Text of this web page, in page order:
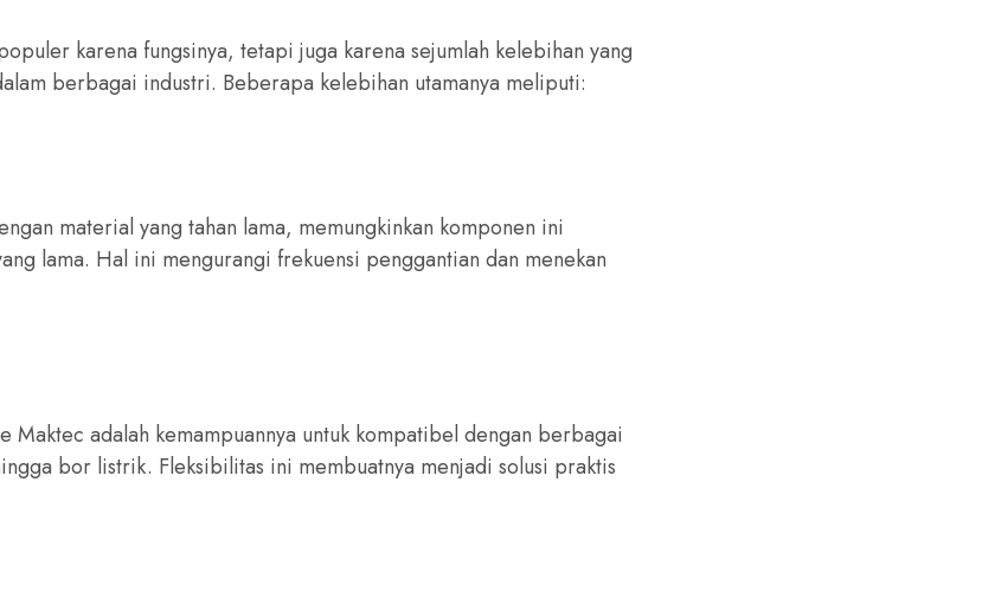
karena fungsinya, tetapi juga karena sejumlah kelebihan yang
berbagai industri. Beberapa kelebihan utamanya meliputi:
material yang tahan lama, memungkinkan komponen ini
lama. Hal ini mengurangi frekuensi penggantian dan menekan
Maktec adalah kemampuannya untuk kompatibel dengan berbagai
bor listrik. Fleksibilitas ini membuatnya menjadi solusi praktis